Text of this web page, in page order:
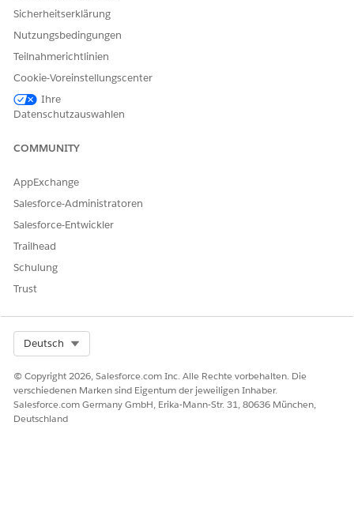
Sicherheitserklärung
Nutzungsbedingungen
Teilnahmerichtlinien
Cookie-Voreinstellungscenter
Ihre
Datenschutzauswahlen
COMMUNITY
AppExchange
Salesforce-Administratoren
Salesforce-Entwickler
Trailhead
Schulung
Trust
Deutsch
© Copyright 2026, Salesforce.com Inc. Alle Rechte vorbehalten. Die
verschiedenen Marken sind Eigentum der jeweiligen Inhaber.
Salesforce.com Germany GmbH, Erika-Mann-Str. 31, 80636 München,
Deutschland